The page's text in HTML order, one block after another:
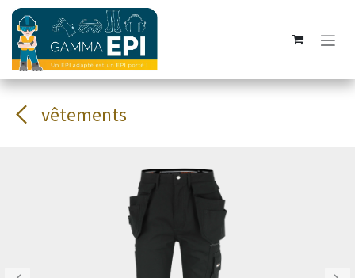
Se rendre au contenu
vêtements